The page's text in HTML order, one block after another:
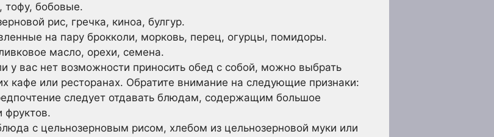
тофу, бобовые.
рис, гречка, киноа, булгур.
на пару брокколи, морковь, перец, огурцы, помидоры.
масло, орехи, семена.
у вас нет возможности приносить обед с собой, можно выбрать
кафе или ресторанах. Обратите внимание на следующие признаки:
следует отдавать блюдам, содержащим большое
фруктов.
с цельнозерновым рисом, хлебом из цельнозерновой муки или